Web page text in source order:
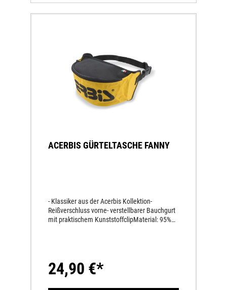
ACERBIS GÜRTELTASCHE FANNY
- Klassiker aus der Acerbis Kollektion-
Reißverschluss vorne- verstellbarer Bauchgurt
mit praktischem KunststoffclipMaterial: 95%
24,90 €*